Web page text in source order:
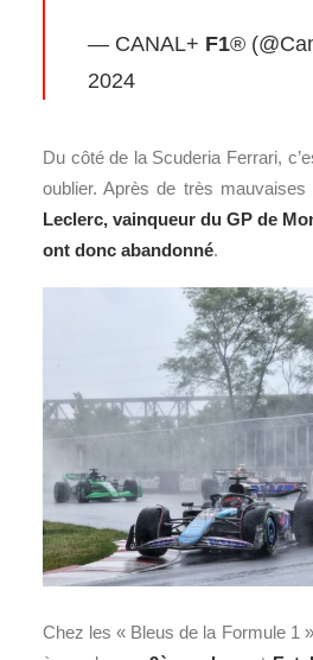
— CANAL+ F1®
2024
Du côté de la Scuderia Ferrari,
oublier. Après de très mauvaises
Leclerc, vainqueur du GP de
ont donc abandonné.
Chez les « Bleus de la Formule 1